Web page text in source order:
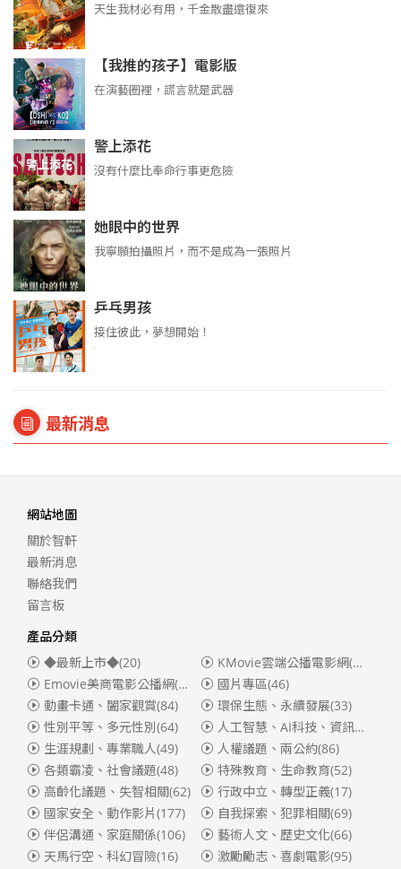
天生我材必有用，千金散盡還復來
【我推的孩子】電影版
在演藝圈裡，謊言就是武器
警上添花
沒有什麼比奉命行事更危險
她眼中的世界
我寧願拍攝照片，而不是成為一張照片
乒乓男孩
接住彼此，夢想開始！
最新消息
網站地圖
關於智軒
最新消息
聯絡我們
留言板
產品分類
◆最新上市◆(20)
KMovie雲端公播電影網(迪士尼、福斯、索尼)
Emovie美商電影公播網(華納)
(186)
國片專區(46)
動畫卡通、闔家觀賞(84) 環保生態、永續發展(33)
性別平等、多元性別(64) 人工智慧、AI科技、資訊安全
生涯規劃、專業職人(49) 人權議題、兩公約(86)
各類霸凌、社會議題(48) 特殊教育、生命教育(52)
高齡化議題、失智相關(62) 行政中立、轉型正義(17)
國家安全、動作影片(177) 自我探索、犯罪相關(69)
伴侶溝通、家庭關係(106) 藝術人文、歷史文化(66)
天馬行空、科幻冒險(16) 激勵勵志、喜劇電影(95)